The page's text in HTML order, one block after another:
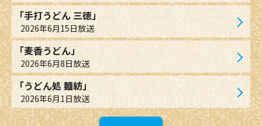
「手打うどん 三徳」
2026年6月15日放送
「麦香うどん」
2026年6月8日放送
「うどん処 麺紡」
2026年6月1日放送